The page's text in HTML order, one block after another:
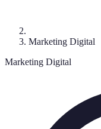
Marketing Digital
Marketing Digital